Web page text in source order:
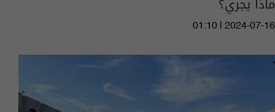
01:10 | 2024-07-16